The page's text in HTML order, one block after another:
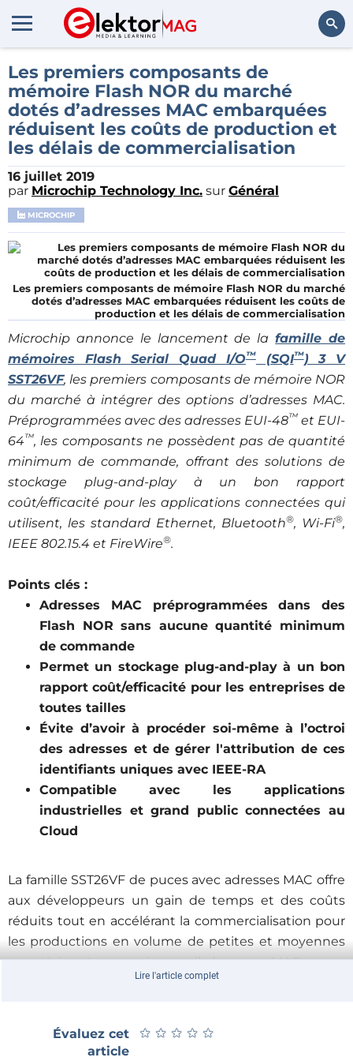
Les premiers composants de
mémoire Flash NOR du marché
dotés d’adresses MAC embarquées
réduisent les coûts de production et
les délais de commercialisation
16 juillet 2019
par Microchip Technology Inc. sur Général
MICROCHIP
Les premiers composants de mémoire Flash NOR du marché
dotés d’adresses MAC embarquées réduisent les coûts de
production et les délais de commercialisation
Microchip annonce le lancement de lafamille de
mémoires Flash Serial Quad I/O™(SQI™) 3 V
SST26VF, les premiers composants de mémoire NOR
du marché à intégrer des options d’adresses MAC.
Préprogrammées avec des adresses EUI-48™ et EUI-
64™, les composants ne possèdent pas de quantité
minimum de commande, offrant des solutions de
stockage plug-and-play à un bon rapport
coût/efficacité pour les applications connectées qui
utilisent, les standard Ethernet, Bluetooth®, Wi-Fi®,
IEEE 802.15.4 et FireWire®.
Points clés :
Adresses MAC préprogrammées dans des
Flash NOR sans aucune quantité minimum
de commande
Permet un stockage plug-and-play à un bon
rapport coût/efficacité pour les entreprises de
toutes tailles
Évite d’avoir à procéder soi-même à l’octroi
des adresses et de gérer l'attribution de ces
identifiants uniques avec IEEE-RA
Compatible avec les applications
industrielles et grand public connectées au
Cloud
La famille SST26VF de puces avec adresses MAC offre
aux développeurs un gain de temps et des coûts
réduits tout en accélérant la commercialisation pour
les productions en volume de petites et moyennes
quantités. Les options d’adresses MAC sont
disponibles pour les densités de mémoire Flash de
Face à la croissance rapide du marché de l’Internet
Lire l'article complet
Évaluez cet
article
★ ★ ★ ★ ★
★ ★ ★ ★ ★